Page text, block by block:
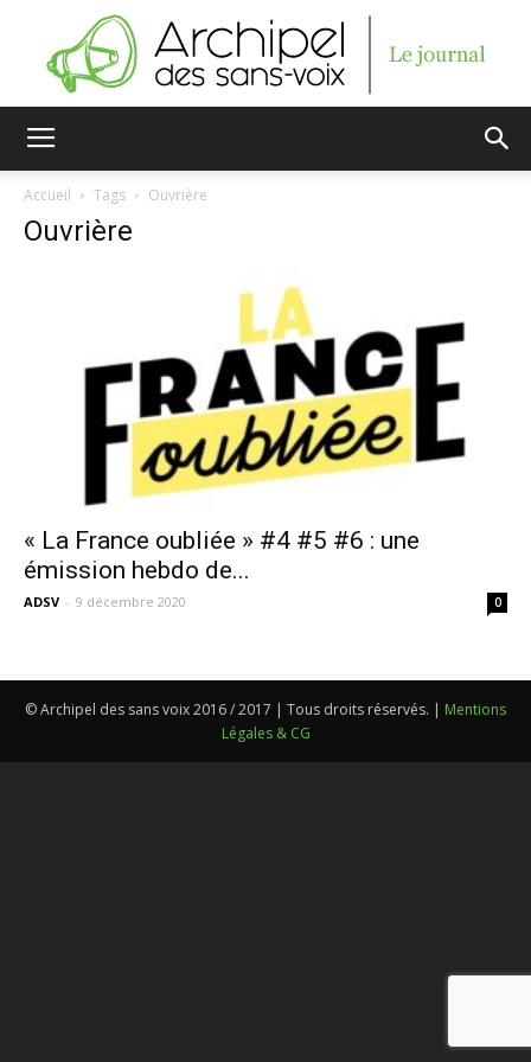
sans-
voix
Accueil Tags Ouvrière
Ouvrière
« La France oubliée » #4 #5 #6 : une
émission hebdo de...
ADSV - 9 décembre 2020 0
© Archipel des sans voix 2016 / 2017 | Tous droits réservés. | Mentions
Légales & CG